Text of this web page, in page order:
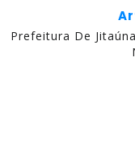
Prefeitura De